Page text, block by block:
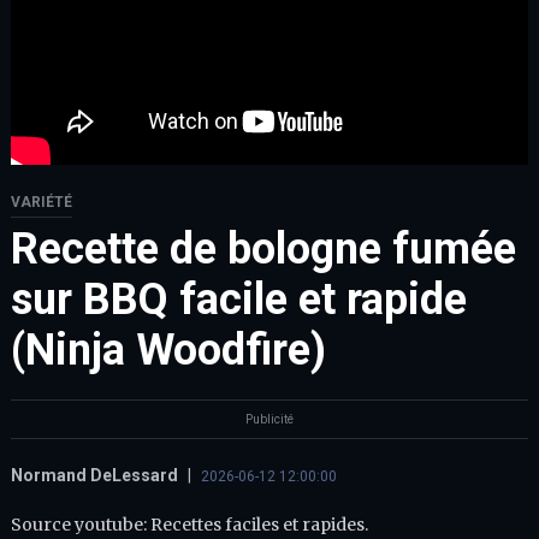
VARIÉTÉ
Recette de bologne fumée
sur BBQ facile et rapide
(Ninja Woodfire)
Publicité
Normand DeLessard 2026-06-12 12:00:00
Source youtube: Recettes faciles et rapides.